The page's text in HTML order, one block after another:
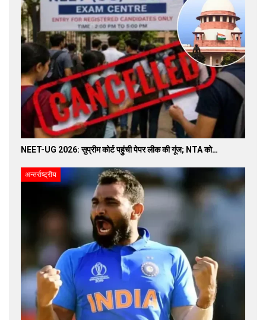
NEET-UG 2026: सुप्रीम कोर्ट पहुंची पेपर लीक की गूंज; NTA को…
अन्तर्राष्ट्रीय